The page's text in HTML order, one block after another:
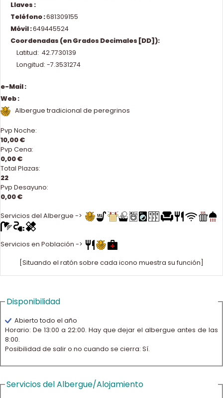
Llaves :
Teléfono :681309155
Móvil :649445524
Coordenadas (en Grados Decimales [DD]):
Latitud: 42.7730139
Longitud: -7.3531274
e-Mail :
Web :
Albergue tradicional de peregrinos
Pvp Noche:
10,00 €
Pvp Cena:
0,00 €
Total Plazas:
22
Pvp Desayuno:
0,00 €
Servicios del Albergue ->
Servicios en Población ->
[Situando el ratón sobre cada icono muestra su función]
Disponibilidad
Abierto todo el año
Horario: De 13:00 a 22:00. Hay que dejar el albergue antes de las
8:00.
Posibilidad de salir o no cuando se cierra: Sí.
Servicios del Albergue/Alojamiento